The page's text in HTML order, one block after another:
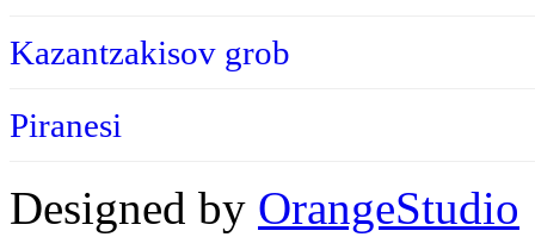
Kazantzakisov grob
Piranesi
Designed by OrangeStudio